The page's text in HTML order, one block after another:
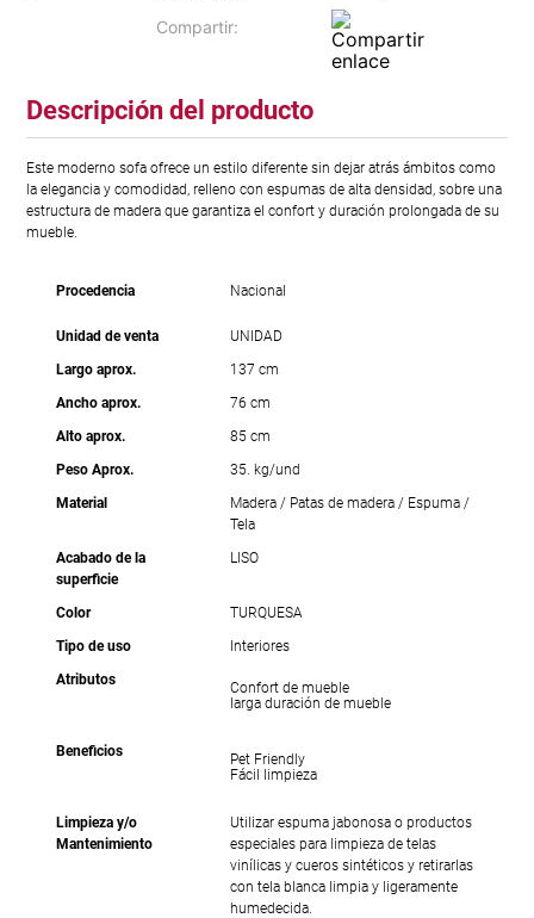
Descripción del producto
Este moderno sofa ofrece un estilo diferente sin dejar atrás ámbitos como
la elegancia y comodidad, relleno con espumas de alta densidad, sobre una
estructura de madera que garantiza el confort y duración prolongada de su
mueble.
Procedencia Nacional
Unidad de venta
UNIDAD
Largo aprox.
137 cm
Ancho aprox.
76 cm
Alto aprox.
85 cm
Peso Aprox.
35. kg/und
Material
Madera / Patas de madera / Espuma /
Tela
Acabado de la
superficie
LISO
Color
TURQUESA
Tipo de uso
Interiores
Atributos
Confort de mueble
larga duración de mueble
Beneficios
Pet Friendly
Fácil limpieza
Limpieza y/o
Mantenimiento
Utilizar espuma jabonosa o productos
especiales para limpieza de telas
vinílicas y cueros sintéticos y retirarlas
con tela blanca limpia y ligeramente
humedecida.